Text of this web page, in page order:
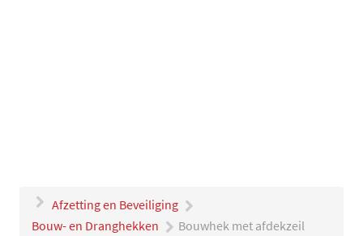
Afzetting en Beveiliging
Bouw- en Dranghekken
Bouwhek met afdekzeil